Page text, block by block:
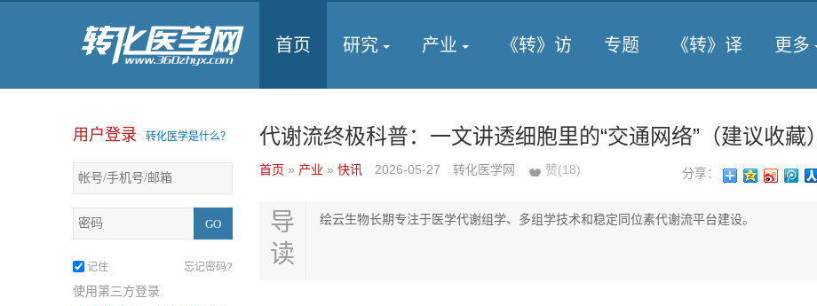
首页 研究 产业 《转》访 专题 《转》译 更多
用户登录 转化医学是什么？
记住 忘记密码?
使用第三方登录
代谢流终极科普：一文讲透细胞里的“交通网络”（建议收藏）
首页 » 产业 » 快讯 2026-05-27 转化医学网 赞(18) 分享：
导
读
绘云生物长期专注于医学代谢组学、多组学技术和稳定同位素代谢流平台建设。